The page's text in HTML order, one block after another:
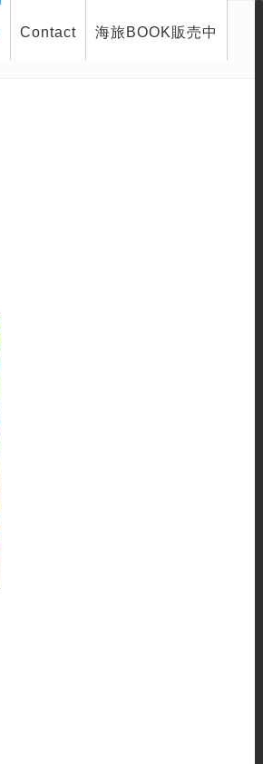
Contact 海旅BOOK販売中